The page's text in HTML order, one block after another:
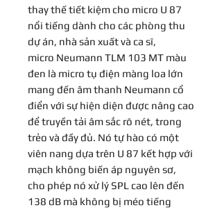
thay thế tiết kiệm cho micro U 87
nổi tiếng dành cho các phòng thu
dự án, nhà sản xuất và ca sĩ,
micro Neumann TLM 103 MT màu
đen là micro tụ điện màng loa lớn
mang đến âm thanh Neumann cổ
điển với sự hiện diện được nâng cao
để truyền tải âm sắc rõ nét, trong
trẻo và đầy đủ. Nó tự hào có một
viên nang dựa trên U 87 kết hợp với
mạch không biến áp nguyên sơ,
cho phép nó xử lý SPL cao lên đến
138 dB mà không bị méo tiếng